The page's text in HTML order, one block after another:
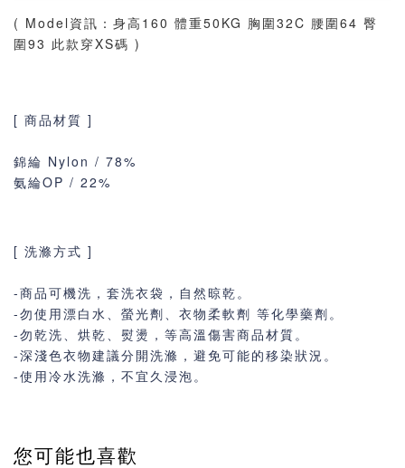
( Model資訊：身高160 體重50KG 胸圍32C 腰圍64 臀
圍93 此款穿XS碼 )
[ 商品材質 ]
錦綸 Nylon / 78%
氨綸OP / 22%
[ 洗滌方式 ]
-商品可機洗，套洗衣袋，自然晾乾。
-勿使用漂白水、螢光劑、衣物柔軟劑 等化學藥劑。
-勿乾洗、烘乾、熨燙，等高溫傷害商品材質。
-深淺色衣物建議分開洗滌，避免可能的移染狀況。
-使用冷水洗滌，不宜久浸泡。
您可能也喜歡